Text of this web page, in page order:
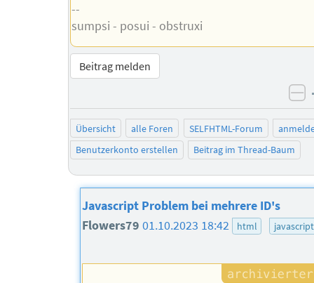
--
sumpsi - posui - obstruxi
Beitrag melden
Übersicht alle Foren SELFHTML-Forum
Benutzerkonto erstellen
Beitrag im Thread-Baum
Javascript Problem bei mehrere ID's
Flowers7901.10.2023 18:42 html javascript